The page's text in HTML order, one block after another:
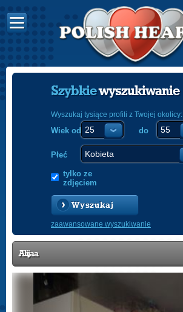
Szybkiewyszukiwanie
Wyszukaj tysiące profili z Twojej okolicy:
Wiek od do
Płeć
tylko ze
zdjęciem
Wyszukaj
zaawansowane wyszukiwanie
Alijaa